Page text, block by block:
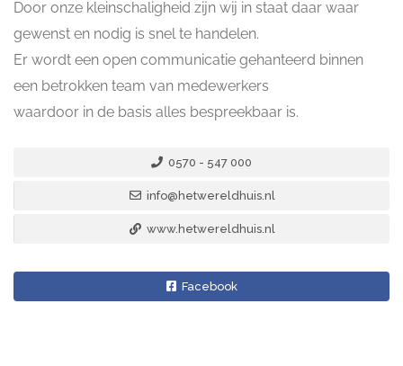
Door onze kleinschaligheid zijn wij in staat daar waar
gewenst en nodig is snel te handelen.
Er wordt een open communicatie gehanteerd binnen
een betrokken team van medewerkers
waardoor in de basis alles bespreekbaar is.
0570 - 547 000
info@hetwereldhuis.nl
www.hetwereldhuis.nl
Facebook